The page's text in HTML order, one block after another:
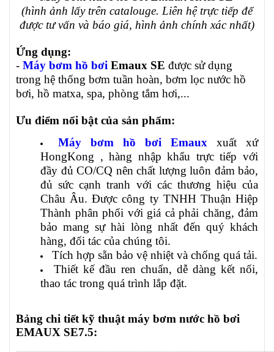
(hình ảnh lấy trên catalouge. Liên hệ trực tiếp để
được tư vấn và báo giá, hình ảnh chính xác nhất)
Ứng dụng:
- Máy bơm hồ bơi Emaux SE được sử dụng
trong hệ thống bơm tuần hoàn, bơm lọc nước hồ
bơi, hồ matxa, spa, phòng tắm hơi,...
Ưu điểm nổi bật của sản phẩm:
Máy bơm hồ bơi Emaux xuất xứ
HongKong , hàng nhập khẩu trực tiếp với
đầy đủ CO/CQ nên chất lượng luôn đảm bảo,
đủ sức cạnh tranh với các thương hiệu của
Châu Âu. Được công ty TNHH Thuận Hiệp
Thành phân phối với giá cả phải chăng, đảm
bảo mang sự hài lòng nhất đến quý khách
hàng, đối tác của chúng tôi.
Tích hợp sẵn bảo vệ nhiệt và chống quá tải.
Thiết kế đầu ren chuẩn, dễ dàng kết nối,
thao tác trong quá trình lắp đặt.
Bảng chi tiết kỹ thuật máy bơm nước hồ bơi
EMAUX SE7.5: